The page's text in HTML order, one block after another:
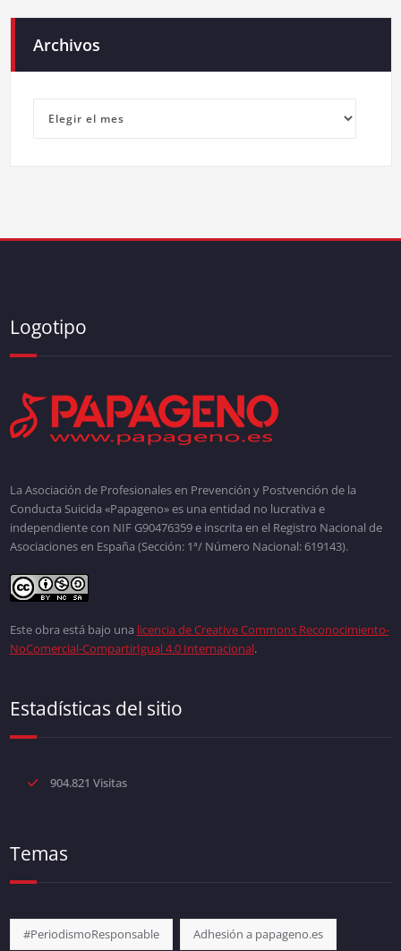
Archivos
Logotipo
La Asociación de Profesionales en Prevención y Postvención de la
Conducta Suicida «Papageno» es una entidad no lucrativa e
independiente con NIF G90476359 e inscrita en el Registro Nacional de
Asociaciones en España (Sección: 1ª/ Número Nacional: 619143).
Este obra está bajo una licencia de Creative Commons Reconocimiento-
NoComercial-CompartirIgual 4.0 Internacional.
Estadísticas del sitio
904.821 Visitas
Temas
#PeriodismoResponsable Adhesión a papageno.es